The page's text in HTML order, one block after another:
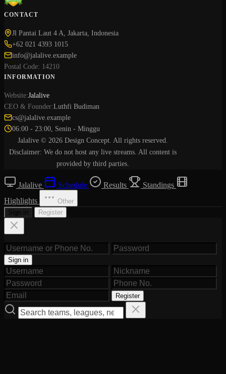
CONTACT
Jl Pantai Laut 4 A, Jakarta, Indonesia
+62 021 4393 1015
info@jalalive.example
Postal Code: 14210
INFORMATION
Website:Jalalive
CEO & Founder:Luthfi Budiman
cs@jalalive.example
06:00 - 23:00, Senin - Minggu
Jalalive © 2026 Design Concept. All rights reserved.
Disclaimer: We do not host any live streams. All content is
provided by third parties.
Jalalive Schedule Results
Standings
Highlights
Other
Sign in
Register
Sign in
Register